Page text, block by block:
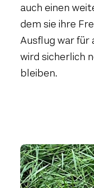
auch einen
dem sie ihre
Ausflug war für
wird sicherlich
bleiben.